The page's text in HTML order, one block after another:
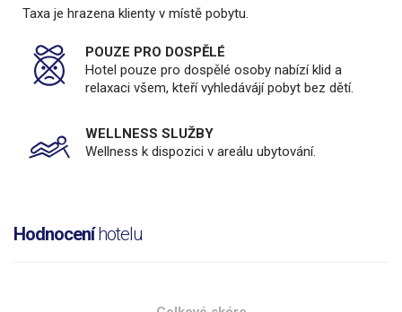
Taxa je hrazena klienty v místě pobytu.
POUZE PRO DOSPĚLÉ
Hotel pouze pro dospělé osoby nabízí klid a
relaxaci všem, kteří vyhledávájí pobyt bez dětí.
WELLNESS SLUŽBY
Wellness k dispozici v areálu ubytování.
Hodnoceníhotelu